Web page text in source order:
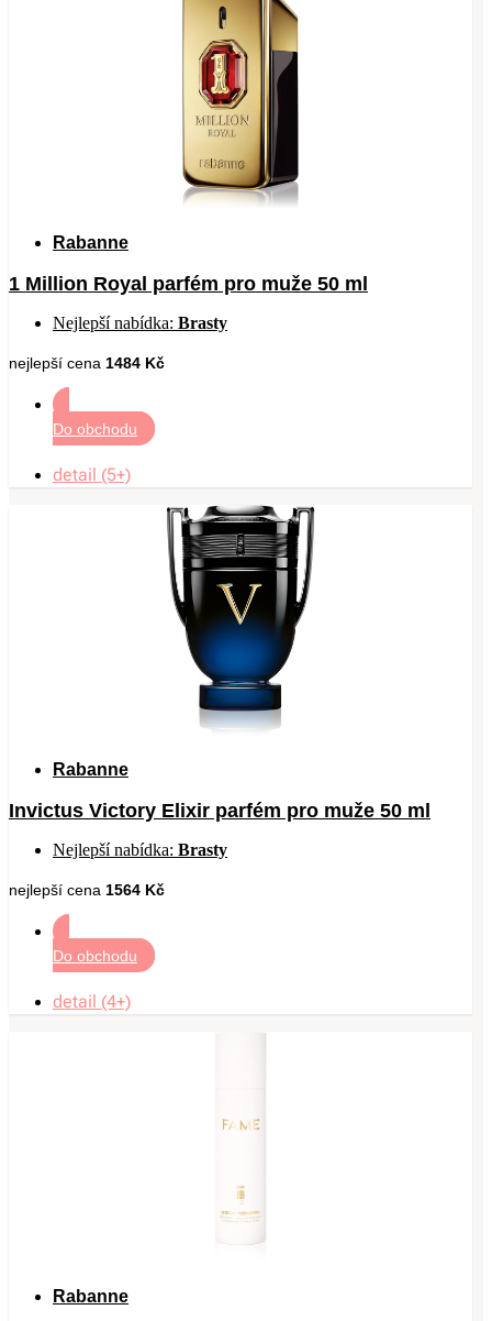
Rabanne
1 Million Royal parfém pro muže 50 ml
Nejlepší nabídka: Brasty
nejlepší cena 1484 Kč
Do obchodu
detail (5+)
Rabanne
Invictus Victory Elixir parfém pro muže 50 ml
Nejlepší nabídka: Brasty
nejlepší cena 1564 Kč
Do obchodu
detail (4+)
Rabanne